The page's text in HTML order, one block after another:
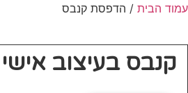
עמוד הבית / הדפסת קנבס
קנבס בעיצוב אישי